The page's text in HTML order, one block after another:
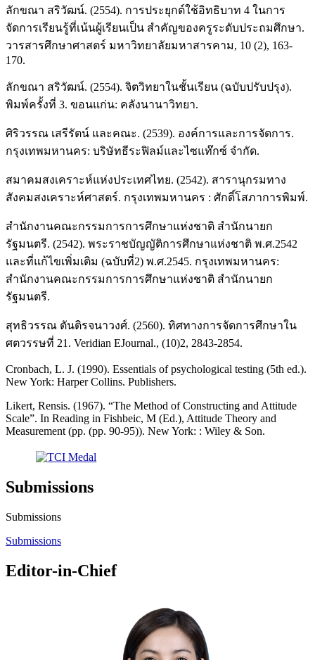
ลักขณา สริวัฒน์. (2554). การประยุกต์ใช้อิทธิบาท 4 ในการ
จัดการเรียนรู้ที่เน้นผู้เรียนเป็น สำคัญของครูระดับประถมศึกษา.
วารสารศึกษาศาสตร์ มหาวิทยาลัยมหาสารคาม, 10 (2), 163-
170.
ลักขณา สริวัฒน์. (2554). จิตวิทยาในชั้นเรียน (ฉบับปรับปรุง).
พิมพ์ครั้งที่ 3. ขอนแก่น: คลังนานาวิทยา.
ศิริวรรณ เสรีรัตน์ และคณะ. (2539). องค์การและการจัดการ.
กรุงเทพมหานคร: บริษัทธีระฟิลม์และไซแท๊กซ์ จำกัด.
สมาคมสงเคราะห์แห่งประเทศไทย. (2542). สารานุกรมทาง
สังคมสงเคราะห์ศาสตร์. กรุงเทพมหานคร : ศักดิ์โสภาการพิมพ์.
สำนักงานคณะกรรมการการศึกษาแห่งชาติ สำนักนายก
รัฐมนตรี. (2542). พระราชบัญญัติการศึกษาแห่งชาติ พ.ศ.2542
และที่แก้ไขเพิ่มเติม (ฉบับที่2) พ.ศ.2545. กรุงเทพมหานคร:
สำนักงานคณะกรรมการการศึกษาแห่งชาติ สำนักนายก
รัฐมนตรี.
สุทธิวรรณ ตันติรจนาวงศ์. (2560). ทิศทางการจัดการศึกษาใน
ศตวรรษที่ 21. Veridian EJournal., (10)2, 2843-2854.
Cronbach, L. J. (1990). Essentials of psychological testing (5th ed.).
New York: Harper Collins. Publishers.
Likert, Rensis. (1967). “The Method of Constructing and Attitude
Scale”. In Reading in Fishbeic, M (Ed.), Attitude Theory and
Measurement (pp. (pp. 90-95)). New York: : Wiley & Son.
Submissions
Submissions
Submissions
Editor-in-Chief